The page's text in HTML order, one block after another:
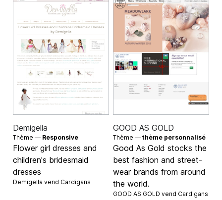
Demigella
Thème — Responsive
Flower girl dresses and
children's bridesmaid
dresses
Demigella vend Cardigans
GOOD AS GOLD
Thème — thème personnalisé
Good As Gold stocks the
best fashion and street-
wear brands from around
the world.
GOOD AS GOLD vend Cardigans